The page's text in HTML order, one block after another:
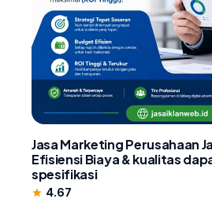
Jasa Marketing Perusahaan
Efisiensi Biaya & kualitas
spesifikasi
star 4.67